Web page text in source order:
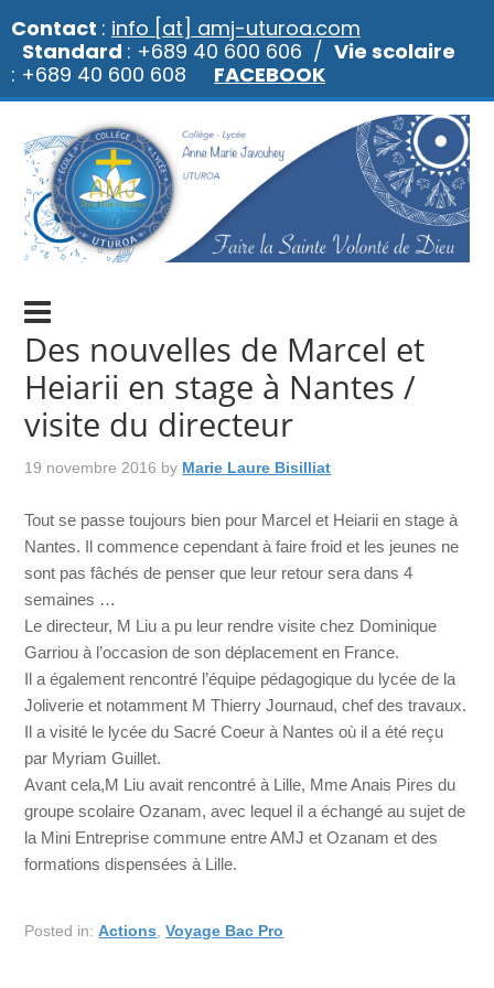
Des nouvelles de Marcel et
Heiarii en stage à Nantes /
visite du directeur
19 novembre 2016 by Marie Laure Bisilliat
Tout se passe toujours bien pour Marcel et Heiarii en stage à
Nantes. Il commence cependant à faire froid et les jeunes ne
sont pas fâchés de penser que leur retour sera dans 4
semaines …
Le directeur, M Liu a pu leur rendre visite chez Dominique
Garriou à l’occasion de son déplacement en France.
Il a également rencontré l’équipe pédagogique du lycée de la
Joliverie et notamment M Thierry Journaud, chef des travaux.
Il a visité le lycée du Sacré Coeur à Nantes où il a été reçu
par Myriam Guillet.
Avant cela,M Liu avait rencontré à Lille, Mme Anais Pires du
groupe scolaire Ozanam, avec lequel il a échangé au sujet de
la Mini Entreprise commune entre AMJ et Ozanam et des
formations dispensées à Lille.
Posted in:Actions ,Voyage Bac Pro
Contact : info [at] amj-uturoa.com
Standard : +689 40 600 606 / Vie scolaire
: +689 40 600 608 FACEBOOK